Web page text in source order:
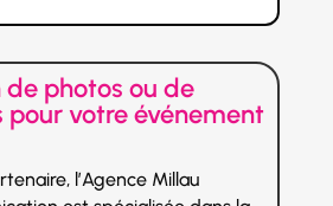
de photos ou de
pour votre événement
l’Agence Millau